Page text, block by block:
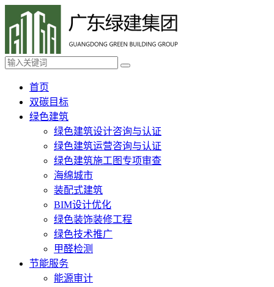
首页
双碳目标
绿色建筑
绿色建筑设计咨询与认证
绿色建筑运营咨询与认证
绿色建筑施工图专项审查
海绵城市
装配式建筑
BIM设计优化
绿色装饰装修工程
绿色技术推广
甲醛检测
节能服务
能源审计